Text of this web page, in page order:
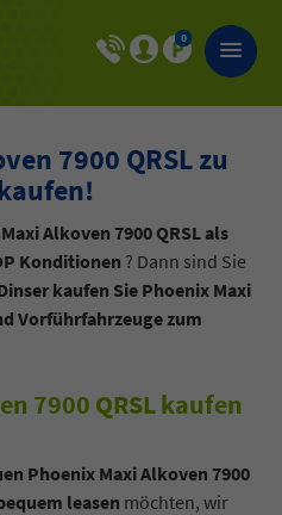
0
7900 QRSL zu
Alkoven 7900 QRSL als
Konditionen ? Dann sind Sie
kaufen Sie Phoenix Maxi
Vorführfahrzeuge zum
7900 QRSL kaufen
Phoenix Maxi Alkoven 7900
leasen möchten, wir